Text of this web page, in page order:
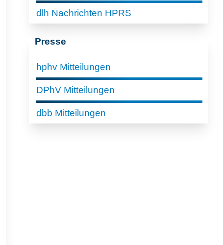
dlh Nachrichten HPRS
Presse
hphv Mitteilungen
DPhV Mitteilungen
dbb Mitteilungen